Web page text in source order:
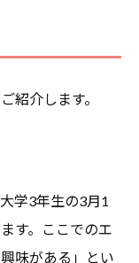
紹介します。
学3年生の3月1
す。ここでのエ
味がある」とい